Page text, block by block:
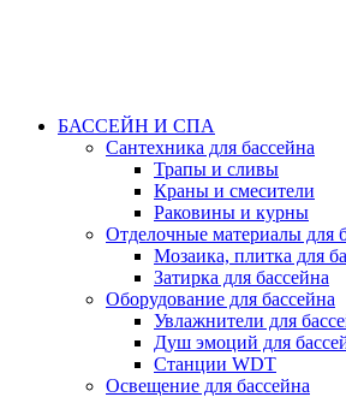
БАССЕЙН И СПА
Сантехника для бассейна
Трапы и сливы
Краны и смесители
Раковины и курны
Отделочные материалы для
Мозаика, плитка для
Затирка для бассейна
Оборудование для бассейна
Увлажнители для
Душ эмоций для
Станции WDT
Освещение для бассейна